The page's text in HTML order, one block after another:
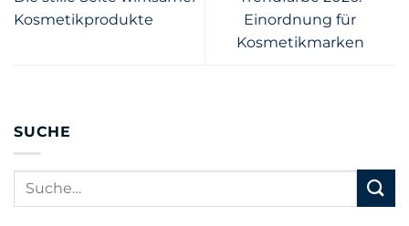
Kosmetikprodukte
Einordnung für
Kosmetikmarken
SUCHE